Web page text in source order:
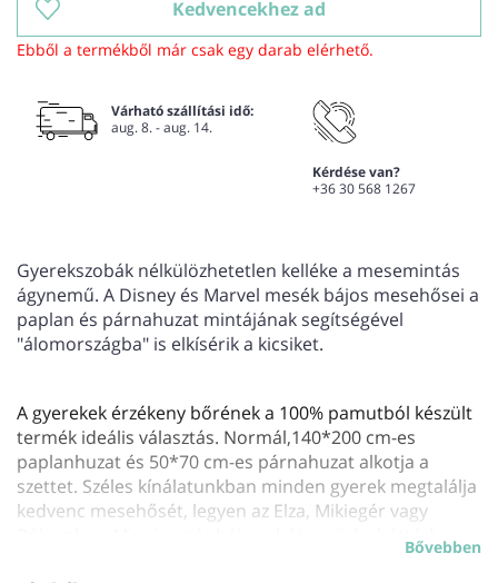
Kedvencekhez ad
Ebből a termékből már csak egy darab elérhető.
Várható szállítási idő:
aug. 8. - aug. 14.
Kérdése van?
+36 30 568 1267
Gyerekszobák nélkülözhetetlen kelléke a mesemintás
ágynemű. A Disney és Marvel mesék bájos mesehősei a
paplan és párnahuzat mintájának segítségével
"álomországba" is elkísérik a kicsiket.
A gyerekek érzékeny bőrének a 100% pamutból készült
termék ideális választás. Normál,140*200 cm-es
paplanhuzat és 50*70 cm-es párnahuzat alkotja a
szettet. Széles kínálatunkban minden gyerek megtalálja
kedvenc mesehősét, legyen az Elza, Mikiegér vagy
Pókember. Minnie egér bájos alakja szürke háttérben
alkotja ennek az ágyneműnek a felső oldalát, alsó felén
Bővebben